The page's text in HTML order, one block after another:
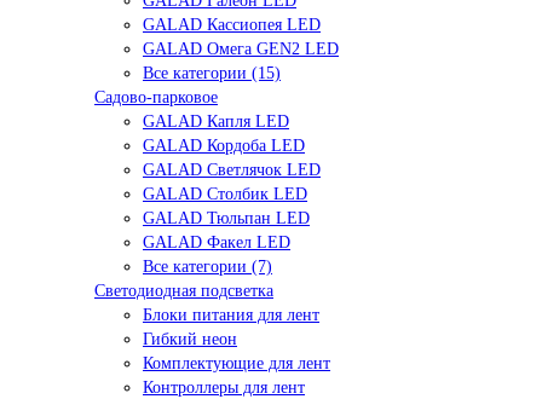
GALAD Кассиопея LED
GALAD Омега GEN2 LED
Все категории (15)
Садово-парковое
GALAD Капля LED
GALAD Кордоба LED
GALAD Светлячок LED
GALAD Столбик LED
GALAD Тюльпан LED
GALAD Факел LED
Все категории (7)
Светодиодная подсветка
Блоки питания для лент
Гибкий неон
Комплектующие для лент
Контроллеры для лент